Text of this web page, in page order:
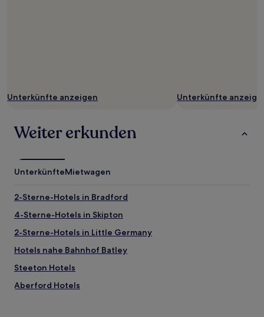
Unterkünfte anzeigen Unterkünfte
Weiter erkunden
UnterkünfteMietwagen
2-Sterne-Hotels in Bradford
4-Sterne-Hotels in Skipton
2-Sterne-Hotels in Little Germany
Hotels nahe Bahnhof Batley
Steeton Hotels
Aberford Hotels